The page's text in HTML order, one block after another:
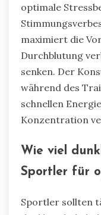
optimale
maximiert die
Durchblutung
senken. Der
während des
schnellen
Konzentration
Wie viel
Sportler für
Sportler sollten